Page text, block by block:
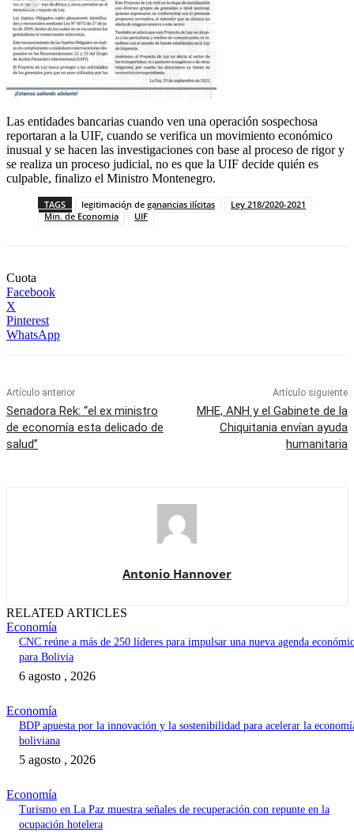
Las entidades bancarias cuando ven una operación sospechosa
reportaran a la UIF, cuando se verifica un movimiento económico
inusual y se hacen las investigaciones con base al proceso de rigor y
se realiza un proceso judicial, no es que la UIF decide quién es
culpable, finalizo el Ministro Montenegro.
TAGS legitimación de ganancias ilícitas
Ley 218/2020-2021
Min. de Economia
UIF
Cuota
Facebook
X
Pinterest
WhatsApp
Artículo anterior
Senadora Rek: “el ex ministro
de economía esta delicado de
salud”
Artículo siguiente
MHE, ANH y el Gabinete de la
Chiquitania envían ayuda
humanitaria
Antonio Hannover
RELATED ARTICLES
Economía
CNC reúne a más de 250 líderes para impulsar una nueva agenda
para Bolivia
6 agosto , 2026
Economía
BDP apuesta por la innovación y la sostenibilidad para acelerar la
boliviana
5 agosto , 2026
Economía
Turismo en La Paz muestra señales de recuperación con repunte en la
ocupación hotelera